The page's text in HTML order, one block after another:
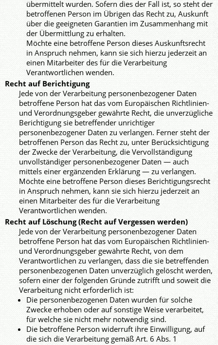
übermittelt wurden. Sofern dies der Fall ist, so steht der
betroffenen Person im Übrigen das Recht zu, Auskunft
über die geeigneten Garantien im Zusammenhang mit
der Übermittlung zu erhalten.
Möchte eine betroffene Person dieses Auskunftsrecht
in Anspruch nehmen, kann sie sich hierzu jederzeit an
einen Mitarbeiter des für die Verarbeitung
Verantwortlichen wenden.
Recht auf Berichtigung
Jede von der Verarbeitung personenbezogener Daten
betroffene Person hat das vom Europäischen Richtlinien-
und Verordnungsgeber gewährte Recht, die unverzügliche
Berichtigung sie betreffender unrichtiger
personenbezogener Daten zu verlangen. Ferner steht der
betroffenen Person das Recht zu, unter Berücksichtigung
der Zwecke der Verarbeitung, die Vervollständigung
unvollständiger personenbezogener Daten — auch
mittels einer ergänzenden Erklärung — zu verlangen.
Möchte eine betroffene Person dieses Berichtigungsrecht
in Anspruch nehmen, kann sie sich hierzu jederzeit an
einen Mitarbeiter des für die Verarbeitung
Verantwortlichen wenden.
Recht auf Löschung (Recht auf Vergessen werden)
Jede von der Verarbeitung personenbezogener Daten
betroffene Person hat das vom Europäischen Richtlinien-
und Verordnungsgeber gewährte Recht, von dem
Verantwortlichen zu verlangen, dass die sie betreffenden
personenbezogenen Daten unverzüglich gelöscht werden,
sofern einer der folgenden Gründe zutrifft und soweit die
Verarbeitung nicht erforderlich ist:
Die personenbezogenen Daten wurden für solche
Zwecke erhoben oder auf sonstige Weise verarbeitet,
für welche sie nicht mehr notwendig sind.
Die betroffene Person widerruft ihre Einwilligung, auf
die sich die Verarbeitung gemäß Art. 6 Abs. 1